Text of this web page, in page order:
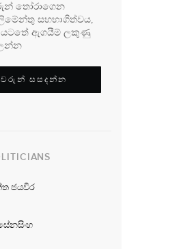
තෝරාගෙන
සහභාගිත්වය,
යටතේ ඇගයීම් ලකුණු
සසදන්න
ජයවීර